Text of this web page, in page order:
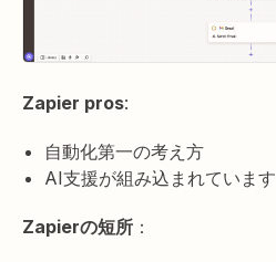
Zapier pros:
自動化第一の考え方
AI支援が組み込まれています
Zapierの短所 ：